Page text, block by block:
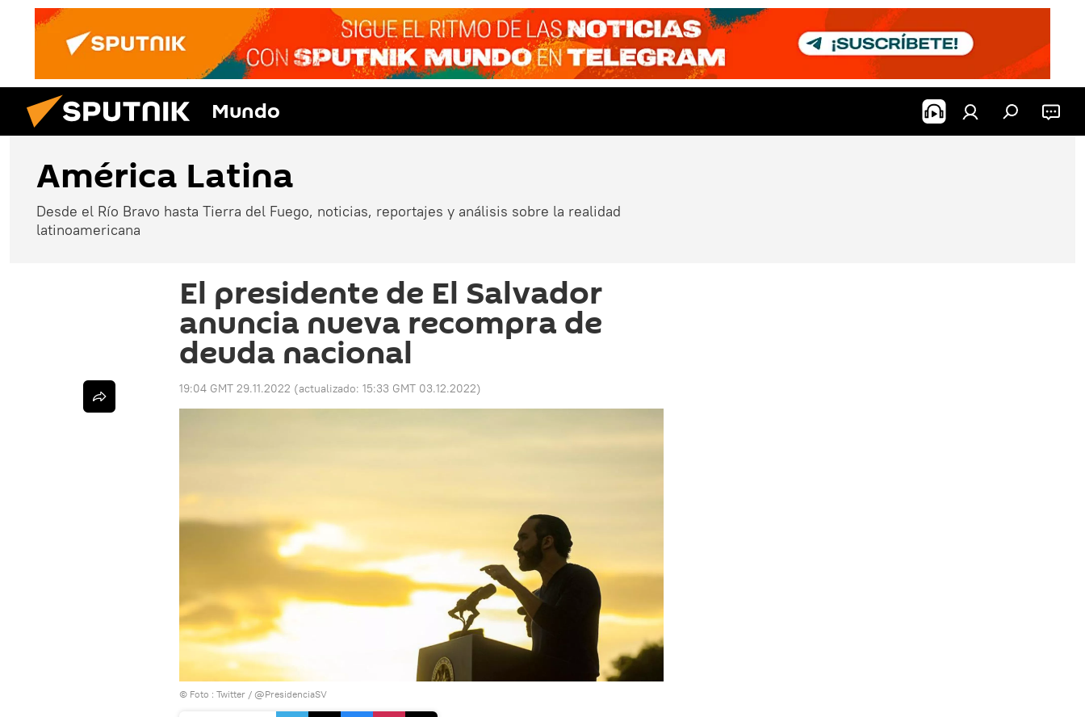
Mundo
América Latina
Desde el Río Bravo hasta Tierra del Fuego, noticias, reportajes y análisis sobre la realidad
latinoamericana
El presidente de El Salvador
anuncia nueva recompra de
deuda nacional
19:04 GMT 29.11.2022 (actualizado: 15:33 GMT 03.12.2022)
© Foto : Twitter / @PresidenciaSV